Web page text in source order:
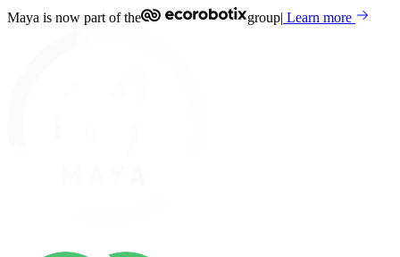
Maya is now part of the group| Learn more